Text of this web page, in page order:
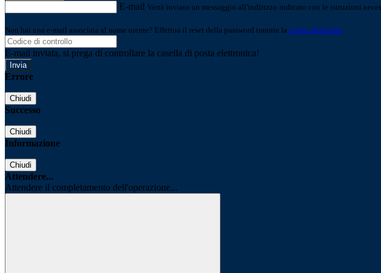
E-mail Verrà inviato un messaggio all'indirizzo indicato con le istruzioni
Non hai una e-mail associata al nome utente? Effettua il reset della password tramite la Login Spaggiari
E-mail inviata, si prega di controllare la casella di posta elettronica!
Errore
Chiudi
Successo
Chiudi
Informazione
Chiudi
Attendere...
Attendere il completamento dell'operazione...